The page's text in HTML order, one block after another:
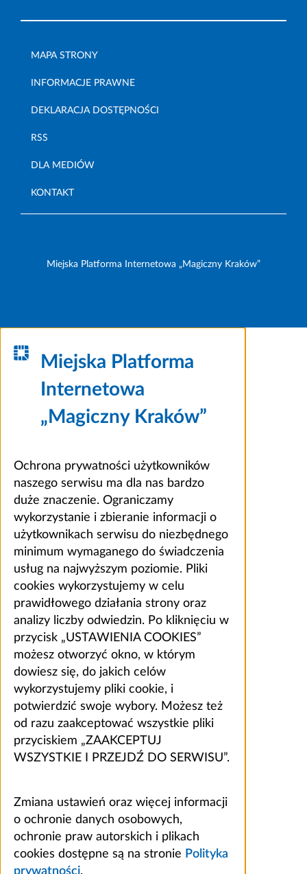
MAPA STRONY
INFORMACJE PRAWNE
DEKLARACJA DOSTĘPNOŚCI
RSS
DLA MEDIÓW
KONTAKT
Miejska Platforma Internetowa „Magiczny Kraków”
Miejska Platforma
Internetowa
„Magiczny Kraków”
Ochrona prywatności użytkowników
naszego serwisu ma dla nas bardzo
duże znaczenie. Ograniczamy
wykorzystanie i zbieranie informacji o
użytkownikach serwisu do niezbędnego
minimum wymaganego do świadczenia
usług na najwyższym poziomie. Pliki
cookies wykorzystujemy w celu
prawidłowego działania strony oraz
analizy liczby odwiedzin. Po kliknięciu w
przycisk „USTAWIENIA COOKIES”
możesz otworzyć okno, w którym
dowiesz się, do jakich celów
wykorzystujemy pliki cookie, i
potwierdzić swoje wybory. Możesz też
od razu zaakceptować wszystkie pliki
przyciskiem „ZAAKCEPTUJ
WSZYSTKIE I PRZEJDŹ DO SERWISU”.
Zmiana ustawień oraz więcej informacji
o ochronie danych osobowych,
ochronie praw autorskich i plikach
cookies dostępne są na stronie Polityka
prywatności.